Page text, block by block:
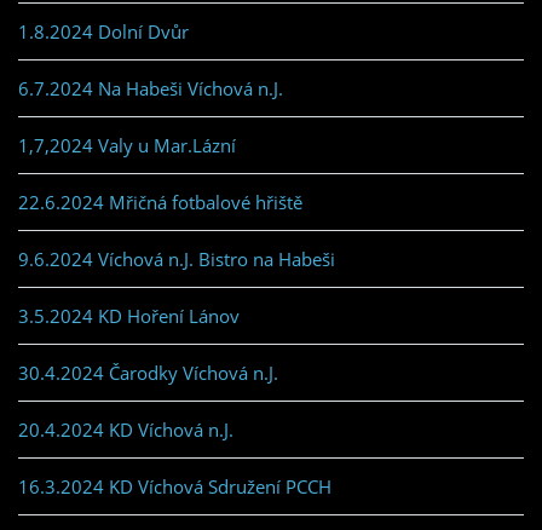
1.8.2024 Dolní Dvůr
6.7.2024 Na Habeši Víchová n.J.
1,7,2024 Valy u Mar.Lázní
22.6.2024 Mřičná fotbalové hřiště
9.6.2024 Víchová n.J. Bistro na Habeši
3.5.2024 KD Hoření Lánov
30.4.2024 Čarodky Víchová n.J.
20.4.2024 KD Víchová n.J.
16.3.2024 KD Víchová Sdružení PCCH